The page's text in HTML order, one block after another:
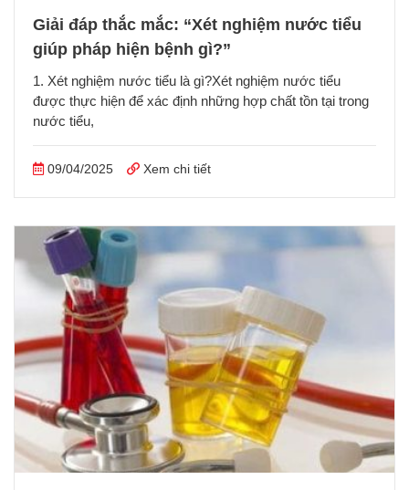
Giải đáp thắc mắc: “Xét nghiệm nước tiểu
giúp pháp hiện bệnh gì?”
1. Xét nghiệm nước tiểu là gì?Xét nghiệm nước tiểu
được thực hiện để xác định những hợp chất tồn tại trong
nước tiểu,
09/04/2025 Xem chi tiết